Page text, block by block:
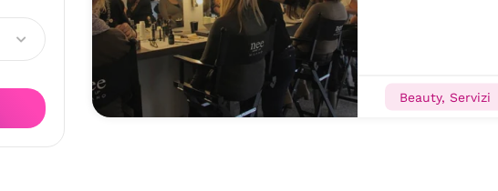
Beauty, Servizi